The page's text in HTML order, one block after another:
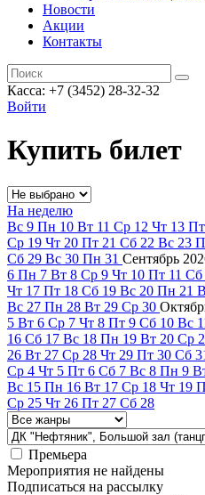
Новости
Акции
Контакты
Касса: +7 (3452) 28-32-32
Войти
Купить билет
На неделю
Вс 9 Пн 10 Вт 11 Ср 12 Чт 13 Пт
Ср 19 Чт 20 Пт 21 Сб 22 Вс 23
Сб 29 Вс 30 Пн 31 Сентябрь
6 Пн 7 Вт 8 Ср 9 Чт 10 Пт 11 Сб
Чт 17 Пт 18 Сб 19 Вс 20 Пн 21
Вс 27 Пн 28 Вт 29 Ср 30
5 Вт 6 Ср 7 Чт 8 Пт 9 Сб 10 Вс
16 Сб 17 Вс 18 Пн 19 Вт 20 Ср
26 Вт 27 Ср 28 Чт 29 Пт 30 Сб
Ср 4 Чт 5 Пт 6 Сб 7 Вс 8 Пн 9
Вс 15 Пн 16 Вт 17 Ср 18 Чт 19
Ср 25 Чт 26 Пт 27 Сб 28
Премьера
Мероприятия не найдены
Подписаться на рассылку